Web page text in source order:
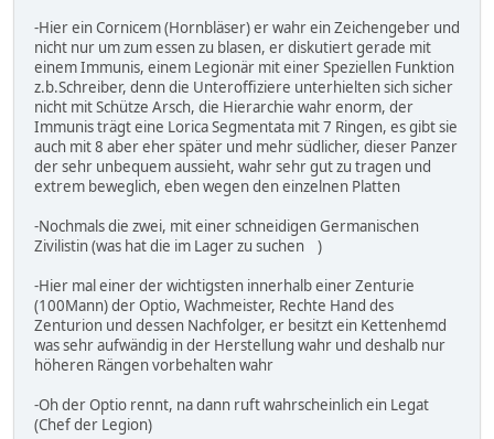
-Hier ein Cornicem (Hornbläser) er wahr ein Zeichengeber und
nicht nur um zum essen zu blasen, er diskutiert gerade mit
einem Immunis, einem Legionär mit einer Speziellen Funktion
z.b.Schreiber, denn die Unteroffiziere unterhielten sich sicher
nicht mit Schütze Arsch, die Hierarchie wahr enorm, der
Immunis trägt eine Lorica Segmentata mit 7 Ringen, es gibt sie
auch mit 8 aber eher später und mehr südlicher, dieser Panzer
der sehr unbequem aussieht, wahr sehr gut zu tragen und
extrem beweglich, eben wegen den einzelnen Platten
-Nochmals die zwei, mit einer schneidigen Germanischen
Zivilistin (was hat die im Lager zu suchen )
-Hier mal einer der wichtigsten innerhalb einer Zenturie
(100Mann) der Optio, Wachmeister, Rechte Hand des
Zenturion und dessen Nachfolger, er besitzt ein Kettenhemd
was sehr aufwändig in der Herstellung wahr und deshalb nur
höheren Rängen vorbehalten wahr
-Oh der Optio rennt, na dann ruft wahrscheinlich ein Legat
(Chef der Legion)